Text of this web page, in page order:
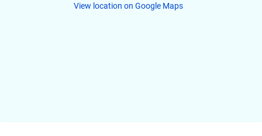
View location on Google Maps